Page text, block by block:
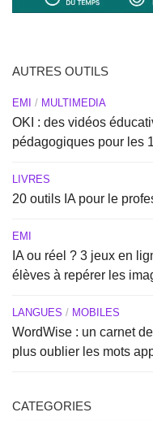
AUTRES OUTILS
EMI / MULTIMEDIA
OKI : des vidéos
pédagogiques pour les
LIVRES
20 outils IA pour le
EMI
IA ou réel ? 3 jeux en
élèves à repérer les
LANGUES / MOBILES
WordWise : un carnet
plus oublier les mots
CATEGORIES